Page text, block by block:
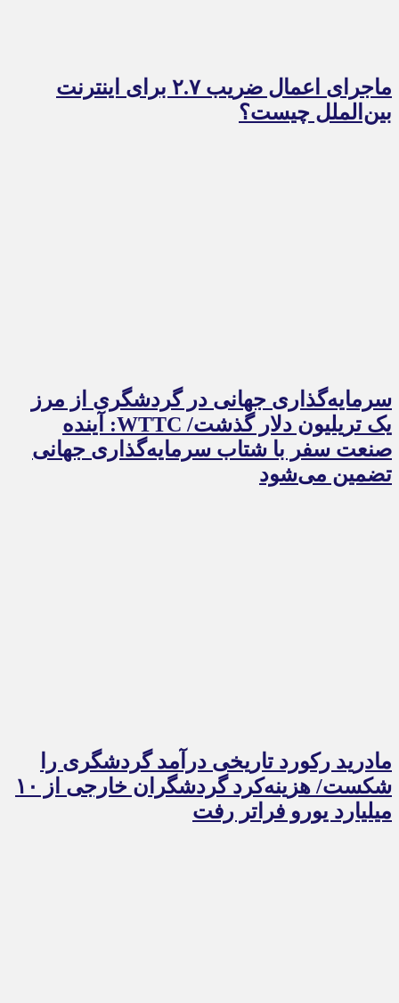
ماجرای اعمال ضریب ۲.۷ برای اینترنت
بین‌الملل چیست؟
سرمایه‌گذاری جهانی در گردشگری از مرز
یک تریلیون دلار گذشت/ WTTC: آینده
صنعت سفر با شتاب سرمایه‌گذاری جهانی
تضمین می‌شود
مادرید رکورد تاریخی درآمد گردشگری را
شکست/ هزینه‌کرد گردشگران خارجی از ۱۰
میلیارد یورو فراتر رفت